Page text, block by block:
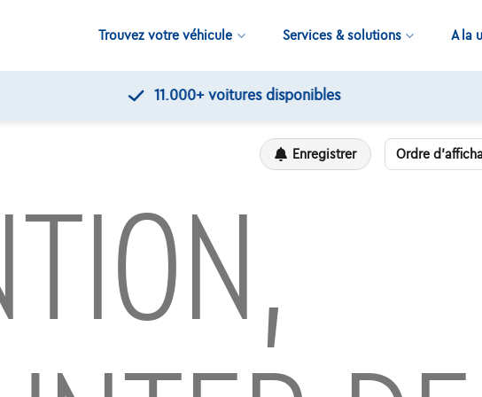
Trouvez votre véhicule Services & solutions A la
11.000+voitures disponibles
Enregistrer